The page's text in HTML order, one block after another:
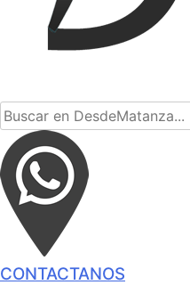
CONTACTANOS